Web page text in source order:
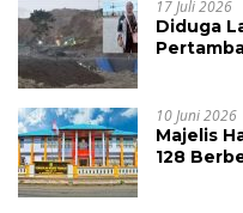
17 Juli 2026
Diduga
10 Juni 2026
Majelis
128